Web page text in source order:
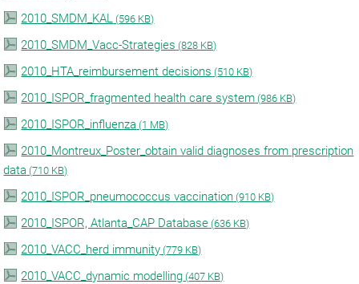
2010_SMDM_KAL (596 KB)
2010_SMDM_Vacc-Strategies (828 KB)
2010_HTA_reimbursement decisions (510 KB)
2010_ISPOR_fragmented health care system (986 KB)
2010_ISPOR_influenza (1 MB)
2010_Montreux_Poster_obtain valid diagnoses from prescription
data (710 KB)
2010_ISPOR_pneumococcus vaccination (910 KB)
2010_ISPOR, Atlanta_CAP Database (636 KB)
2010_VACC_herd immunity (779 KB)
2010_VACC_dynamic modelling (407 KB)